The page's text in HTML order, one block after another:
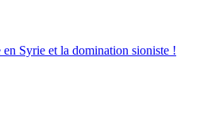
Syrie et la domination sioniste !